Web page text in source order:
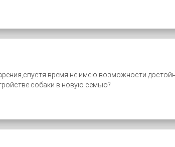
время не имею возможности
собаки в новую семью?